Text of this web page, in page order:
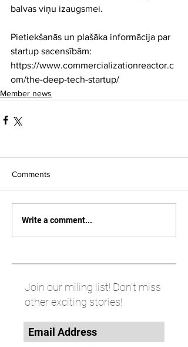
balvas viņu izaugsmei.
Pietiekšanās un plašāka informācija par
startup sacensībām:
https://www.commercializationreactor.c
om/the-deep-tech-startup/
Member news
Comments
Write a comment...
Join our miling list! Don't miss
other exciting stories!